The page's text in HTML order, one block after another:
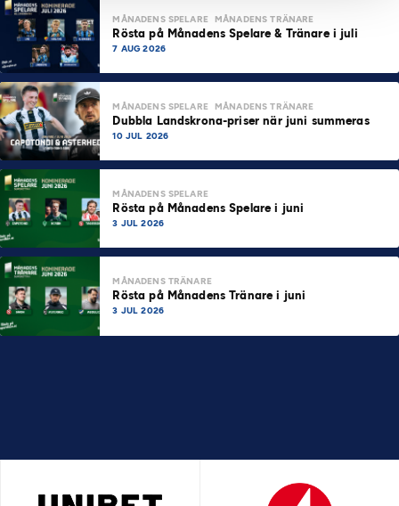
MÅNADENS SPELARE MÅNADENS TRÄNARE
Rösta på Månadens Spelare & Tränare i juli
7 AUG 2026
MÅNADENS SPELARE MÅNADENS TRÄNARE
Dubbla Landskrona-priser när juni summeras
10 JUL 2026
MÅNADENS SPELARE
Rösta på Månadens Spelare i juni
3 JUL 2026
MÅNADENS TRÄNARE
Rösta på Månadens Tränare i juni
3 JUL 2026